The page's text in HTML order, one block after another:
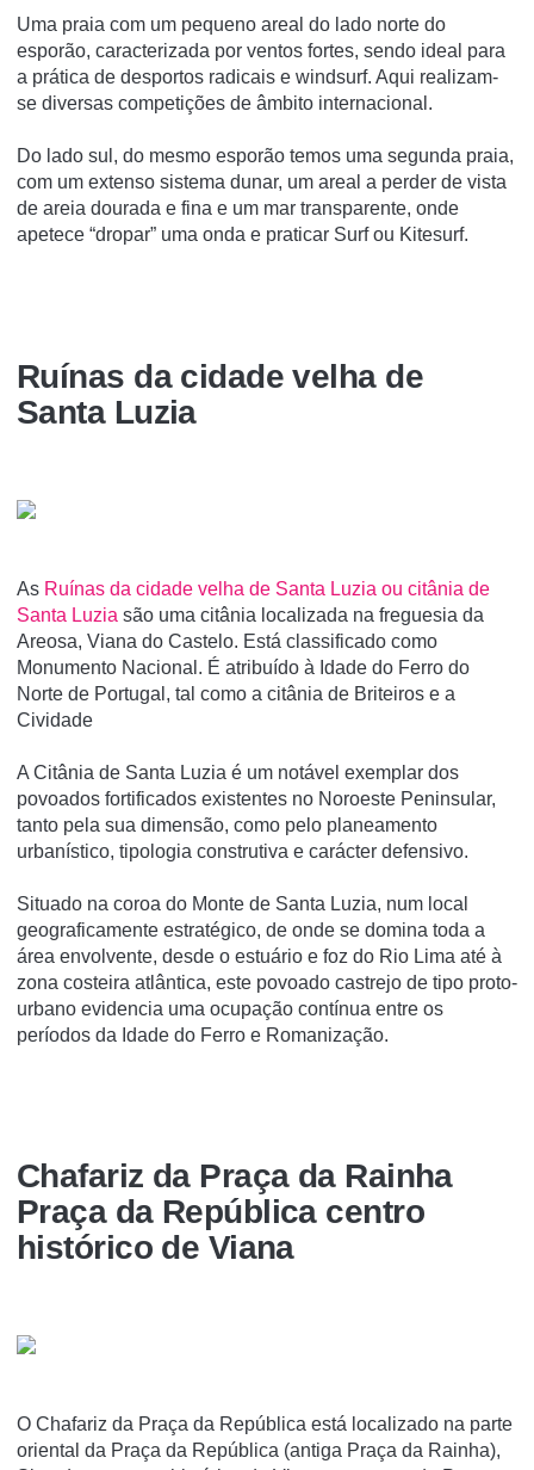
Uma praia com um pequeno areal do lado norte do
esporão, caracterizada por ventos fortes, sendo ideal para
a prática de desportos radicais e windsurf. Aqui realizam-
se diversas competições de âmbito internacional.
Do lado sul, do mesmo esporão temos uma segunda praia,
com um extenso sistema dunar, um areal a perder de vista
de areia dourada e fina e um mar transparente, onde
apetece “dropar” uma onda e praticar Surf ou Kitesurf.
Ruí­nas da cidade velha de
Santa Luzia
As Ruí­nas da cidade velha de Santa Luzia ou citânia de
Santa Luzia são uma citânia localizada na freguesia da
Areosa, Viana do Castelo. Está classificado como
Monumento Nacional. É atribuí­do à Idade do Ferro do
Norte de Portugal, tal como a citânia de Briteiros e a
Cividade
A Citânia de Santa Luzia é um notável exemplar dos
povoados fortificados existentes no Noroeste Peninsular,
tanto pela sua dimensão, como pelo planeamento
urbanístico, tipologia construtiva e carácter defensivo.
Situado na coroa do Monte de Santa Luzia, num local
geograficamente estratégico, de onde se domina toda a
área envolvente, desde o estuário e foz do Rio Lima até à
zona costeira atlântica, este povoado castrejo de tipo proto-
urbano evidencia uma ocupação contínua entre os
períodos da Idade do Ferro e Romanização.
Chafariz da Praça da Rainha
Praça da República centro
histórico de Viana
O Chafariz da Praça da República está localizado na parte
oriental da Praça da República (antiga Praça da Rainha),